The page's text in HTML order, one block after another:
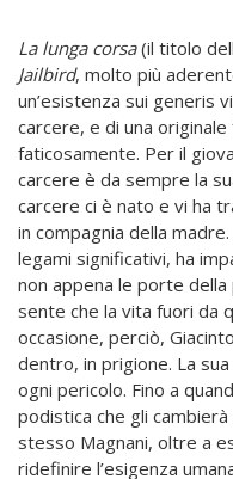
La lunga corsa(il titolo
Jailbird, molto più
un’esistenza sui generis
carcere, e di una
faticosamente. Per il
carcere è da sempre la
carcere ci è nato e vi ha
in compagnia della
legami significativi, ha
non appena le porte della
sente che la vita fuori da
occasione, perciò,
dentro, in prigione. La
ogni pericolo. Fino a
podistica che gli
stesso Magnani, oltre a
ridefinire l’esigenza